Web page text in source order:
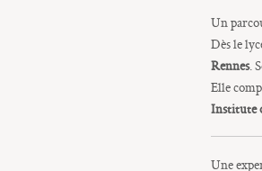
Un
Dès le
Rennes.
Elle
Institute
Une